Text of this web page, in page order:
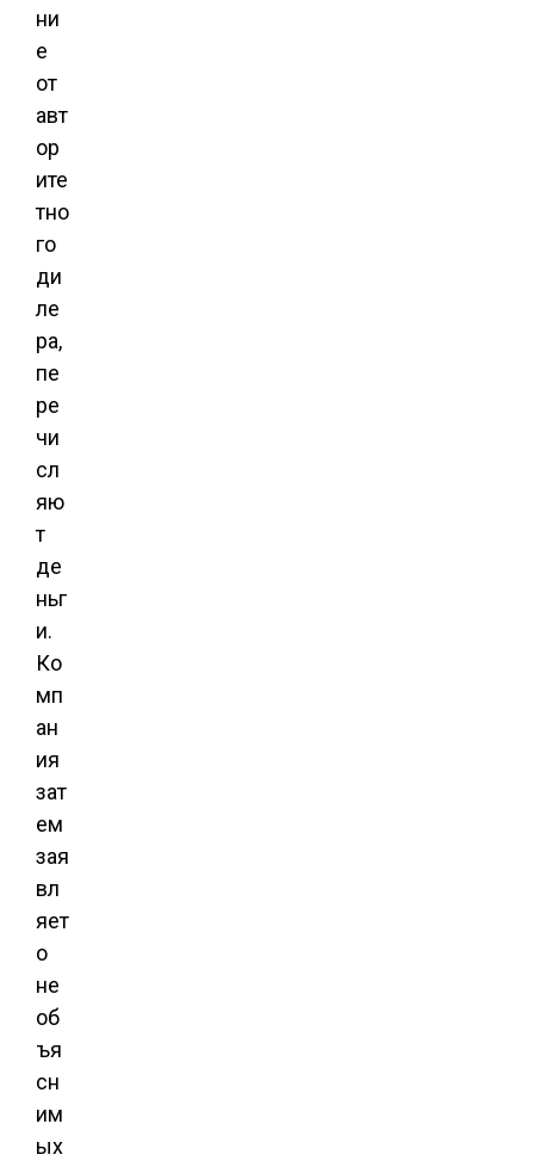
ни
е
от
авт
ор
ите
тно
го
ди
ле
ра,
пе
ре
чи
сл
яю
т
де
ньг
и.
Ко
мп
ан
ия
зат
ем
зая
вл
яет
о
не
об
ъя
сн
им
ых